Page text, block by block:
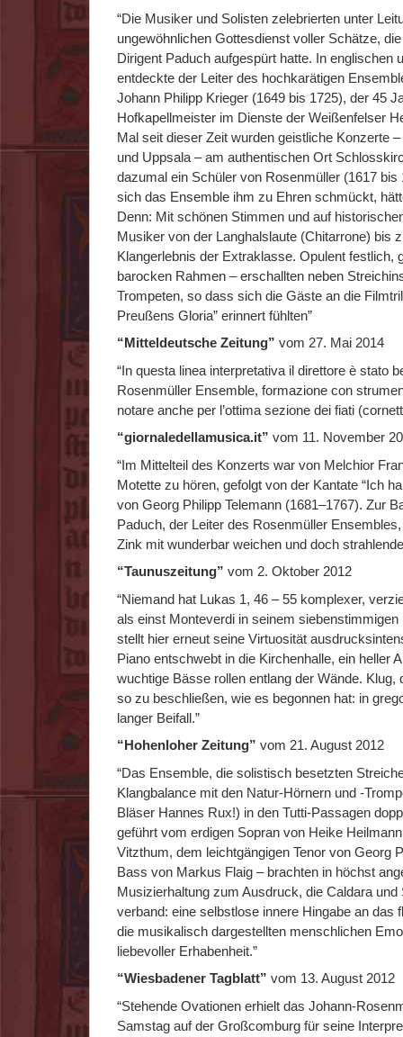
“Die Musiker und Solisten zelebrierten unter
ungewöhnlichen Gottesdienst voller Schätze,
Dirigent Paduch aufgespürt hatte. In englischen
entdeckte der Leiter des hochkarätigen
Johann Philipp Krieger (1649 bis 1725), der 45
Hofkapellmeister im Dienste der Weißenfelser
Mal seit dieser Zeit wurden geistliche Konzerte
und Uppsala – am authentischen Ort
dazumal ein Schüler von Rosenmüller (1617
sich das Ensemble ihm zu Ehren schmückt,
Denn: Mit schönen Stimmen und auf
Musiker von der Langhalslaute (Chitarrone) bis
Klangerlebnis der Extraklasse. Opulent festlich,
barocken Rahmen – erschallten neben
Trompeten, so dass sich die Gäste an die
Preußens Gloria” erinnert fühlten”
“Mitteldeutsche Zeitung” vom 27. Mai 2014
“In questa linea interpretativa il direttore è stato
Rosenmüller Ensemble, formazione con
notare anche per l’ottima sezione dei fiati
“giornaledellamusica.it” vom 11. November
“Im Mittelteil des Konzerts war von Melchior
Motette zu hören, gefolgt von der Kantate “Ich
von Georg Philipp Telemann (1681–1767). Zur
Paduch, der Leiter des Rosenmüller
Zink mit wunderbar weichen und doch
“Taunuszeitung” vom 2. Oktober 2012
“Niemand hat Lukas 1, 46 – 55 komplexer,
als einst Monteverdi in seinem
stellt hier erneut seine Virtuosität
Piano entschwebt in die Kirchenhalle, ein heller
wuchtige Bässe rollen entlang der Wände.
so zu beschließen, wie es begonnen hat: in
langer Beifall.”
“Hohenloher Zeitung” vom 21. August 2012
“Das Ensemble, die solistisch besetzten
Klangbalance mit den Natur-Hörnern und -
Bläser Hannes Rux!) in den Tutti-Passagen
geführt vom erdigen Sopran von Heike
Vitzthum, dem leichtgängigen Tenor von Georg
Bass von Markus Flaig – brachten in höchst
Musizierhaltung zum Ausdruck, die Caldara
verband: eine selbstlose innere Hingabe an das
die musikalisch dargestellten menschlichen
liebevoller Erhabenheit.”
“Wiesbadener Tagblatt” vom 13. August 2012
“Stehende Ovationen erhielt das Johann-
Samstag auf der Großcomburg für seine